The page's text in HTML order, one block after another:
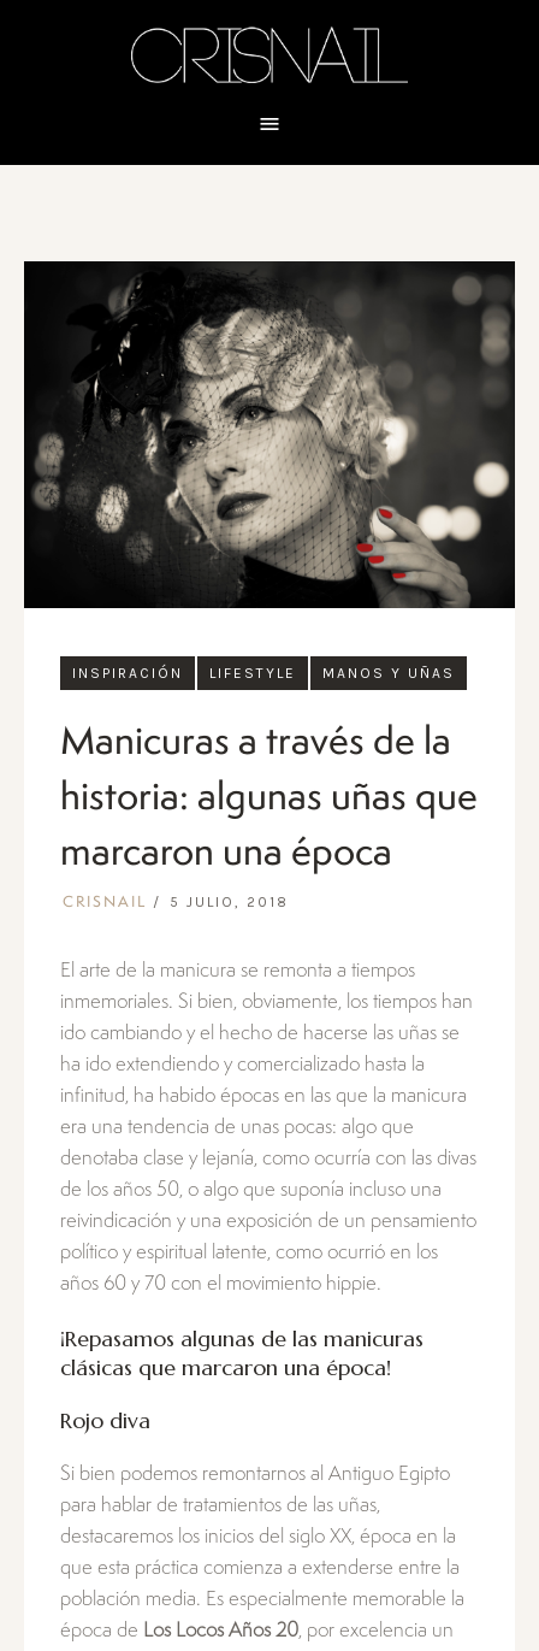
INSPIRACIÓN LIFESTYLE MANOS Y UÑAS
Manicuras a través de la
historia: algunas uñas que
marcaron una época
CRISNAIL 5 JULIO, 2018
El arte de la manicura se remonta a tiempos
inmemoriales. Si bien, obviamente, los tiempos han
ido cambiando y el hecho de hacerse las uñas se
ha ido extendiendo y comercializado hasta la
infinitud, ha habido épocas en las que la manicura
era una tendencia de unas pocas: algo que
denotaba clase y lejanía, como ocurría con las divas
de los años 50, o algo que suponía incluso una
reivindicación y una exposición de un pensamiento
político y espiritual latente, como ocurrió en los
años 60 y 70 con el movimiento hippie.
¡Repasamos algunas de las manicuras
clásicas que marcaron una época!
Rojo diva
Si bien podemos remontarnos al Antiguo Egipto
para hablar de tratamientos de las uñas,
destacaremos los inicios del siglo XX, época en la
que esta práctica comienza a extenderse entre la
población media. Es especialmente memorable la
época de Los Locos Años 20, por excelencia un